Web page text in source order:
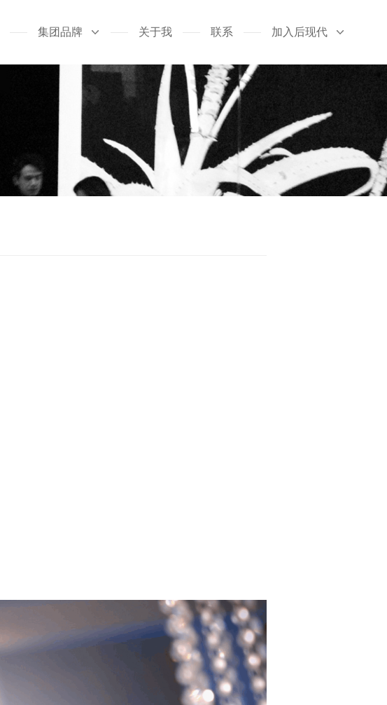
集团品牌 关于我 联系 加入后现代